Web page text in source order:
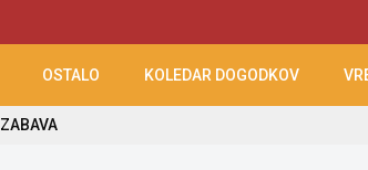
OSTALO KOLEDAR DOGODKOV
ZABAVA